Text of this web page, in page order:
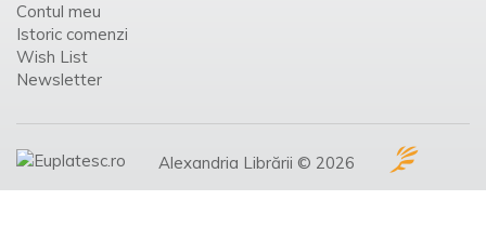
Contul meu
Istoric comenzi
Wish List
Newsletter
Alexandria Librării © 2026